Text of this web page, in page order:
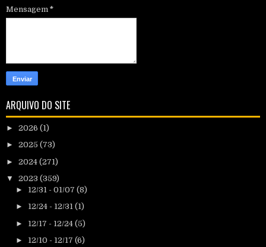
Mensagem *
ARQUIVO DO SITE
► 2026 (1)
► 2025 (73)
► 2024 (271)
▼ 2023 (359)
► 12/31 - 01/07 (8)
► 12/24 - 12/31 (1)
► 12/17 - 12/24 (5)
► 12/10 - 12/17 (6)